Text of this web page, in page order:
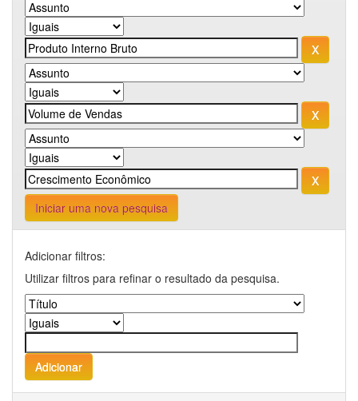
Iniciar uma nova pesquisa
Adicionar filtros:
Utilizar filtros para refinar o resultado da pesquisa.